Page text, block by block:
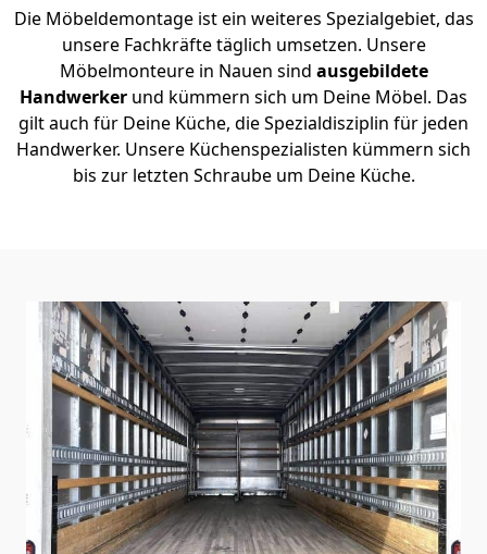
Die Möbeldemontage ist ein weiteres Spezialgebiet, das
unsere Fachkräfte täglich umsetzen. Unsere
Möbelmonteure in Nauen sind ausgebildete
Handwerker und kümmern sich um Deine Möbel. Das
gilt auch für Deine Küche, die Spezialdisziplin für jeden
Handwerker. Unsere Küchenspezialisten kümmern sich
bis zur letzten Schraube um Deine Küche.